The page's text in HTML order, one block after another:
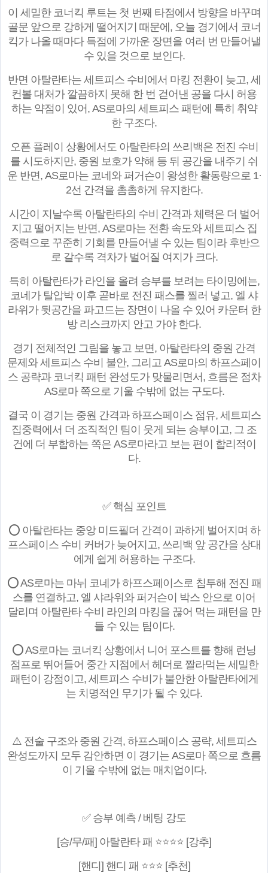
이 세밀한 코너킥 루트는 첫 번째 타점에서 방향을 바꾸며
골문 앞으로 강하게 떨어지기 때문에, 오늘 경기에서 코너
킥가 나올 때마다 득점에 가까운 장면을 여러 번 만들어낼
수 있을 것으로 보인다.
반면 아탈란타는 세트피스 수비에서 마킹 전환이 늦고, 세
컨볼 대처가 깔끔하지 못해 한 번 걷어낸 공을 다시 허용
하는 약점이 있어, AS로마의 세트피스 패턴에 특히 취약
한 구조다.
오픈 플레이 상황에서도 아탈란타의 쓰리백은 전진 수비
를 시도하지만, 중원 보호가 약해 등 뒤 공간을 내주기 쉬
운 반면, AS로마는 코네와 퍼거슨이 왕성한 활동량으로 1·
2선 간격을 촘촘하게 유지한다.
시간이 지날수록 아탈란타의 수비 간격과 체력은 더 벌어
지고 떨어지는 반면, AS로마는 전환 속도와 세트피스 집
중력으로 꾸준히 기회를 만들어낼 수 있는 팀이라 후반으
로 갈수록 격차가 벌어질 여지가 크다.
특히 아탈란타가 라인을 올려 승부를 보려는 타이밍에는,
코네가 탈압박 이후 곧바로 전진 패스를 찔러 넣고, 엘 샤
라위가 뒷공간을 파고드는 장면이 나올 수 있어 카운터 한
방 리스크까지 안고 가야 한다.
경기 전체적인 그림을 놓고 보면, 아탈란타의 중원 간격
문제와 세트피스 수비 불안, 그리고 AS로마의 하프스페이
스 공략과 코너킥 패턴 완성도가 맞물리면서, 흐름은 점차
AS로마 쪽으로 기울 수밖에 없는 구도다.
결국 이 경기는 중원 간격과 하프스페이스 점유, 세트피스
집중력에서 더 조직적인 팀이 웃게 되는 승부이고, 그 조
건에 더 부합하는 쪽은 AS로마라고 보는 편이 합리적이
다.
✅ 핵심 포인트
⭕ 아탈란타는 중앙 미드필더 간격이 과하게 벌어지며 하
프스페이스 수비 커버가 늦어지고, 쓰리백 앞 공간을 상대
에게 쉽게 허용하는 구조다.
⭕ AS로마는 마뉘 코네가 하프스페이스로 침투해 전진 패
스를 연결하고, 엘 샤라위와 퍼거슨이 박스 안으로 이어
달리며 아탈란타 수비 라인의 마킹을 끊어 먹는 패턴을 만
들 수 있는 팀이다.
⭕ AS로마는 코너킥 상황에서 니어 포스트를 향해 런닝
점프로 뛰어들어 중간 지점에서 헤더로 짤라먹는 세밀한
패턴이 강점이고, 세트피스 수비가 불안한 아탈란타에게
는 치명적인 무기가 될 수 있다.
⚠️ 전술 구조와 중원 간격, 하프스페이스 공략, 세트피스
완성도까지 모두 감안하면 이 경기는 AS로마 쪽으로 흐름
이 기울 수밖에 없는 매치업이다.
✅ 승부 예측 / 베팅 강도
[승/무/패] 아탈란타 패 ⭐⭐⭐⭐ [강추]
[핸디] 핸디 패 ⭐⭐⭐ [추천]